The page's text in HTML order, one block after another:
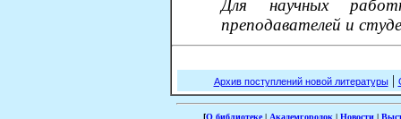
Для научных
преподавателей и
Архив поступлений новой литературы|
[О библиотеке| Академгородок | Новости |